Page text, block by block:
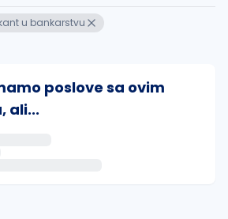
u bankarstvu
poslove sa ovim
ali...